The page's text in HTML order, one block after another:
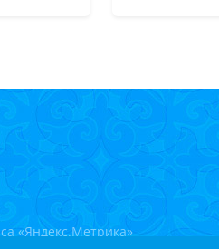
«Яндекс.Метрика»